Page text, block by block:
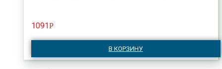
1091Р
В КОРЗИНУ